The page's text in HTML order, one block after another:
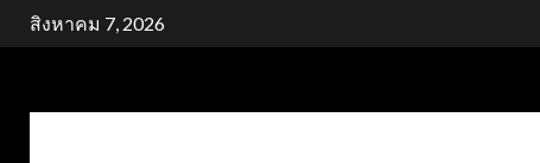
Skipสิงหาคม 7, 2026